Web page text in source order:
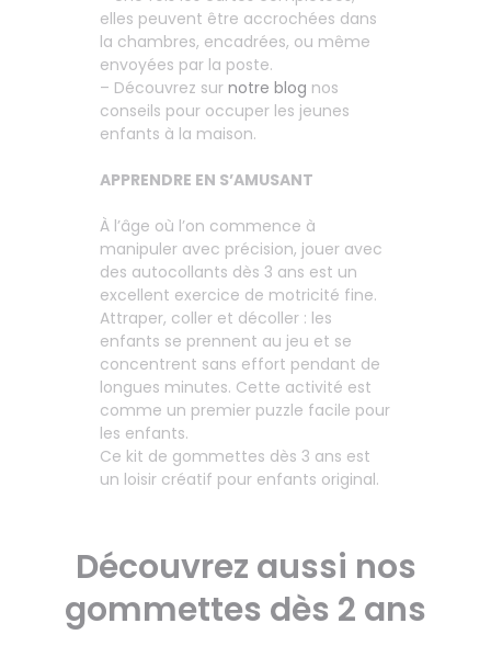
elles peuvent être accrochées dans
la chambres, encadrées, ou même
envoyées par la poste.
– Découvrez sur notre blog nos
conseils pour occuper les jeunes
enfants à la maison.
APPRENDRE EN S’AMUSANT
À l’âge où l’on commence à
manipuler avec précision, jouer avec
des autocollants dès 3 ans est un
excellent exercice de motricité fine.
Attraper, coller et décoller : les
enfants se prennent au jeu et se
concentrent sans effort pendant de
longues minutes. Cette activité est
comme un premier puzzle facile pour
les enfants.
Ce kit de gommettes dès 3 ans est
un loisir créatif pour enfants original.
Découvrez aussi nos
gommettes dès 2 ans